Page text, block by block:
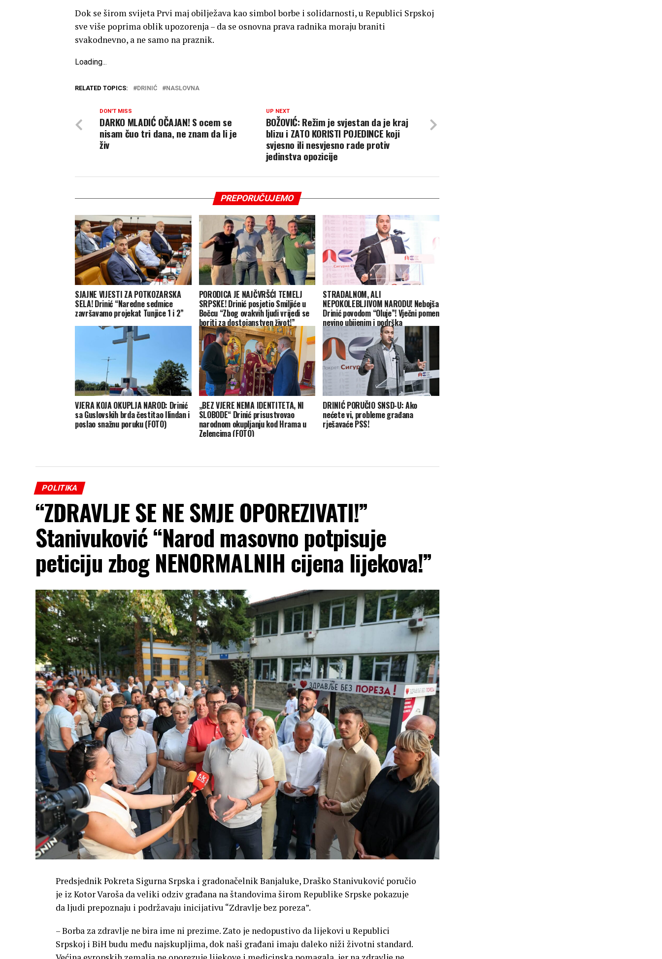
Dok se širom svijeta Prvi maj obilježava kao simbol borbe i solidarnosti, u Republici Srpskoj
sve više poprima oblik upozorenja – da se osnovna prava radnika moraju braniti
svakodnevno, a ne samo na praznik.
Loading...
RELATED TOPICS: DRINIĆ NASLOVNA
UP NEXT
BOŽOVIĆ: Režim je svjestan da je kraj
blizu i ZATO KORISTI POJEDINCE koji
svjesno ili nesvjesno rade protiv
jedinstva opozicije
DON'T MISS
DARKO MLADIĆ OČAJAN! S ocem se
nisam čuo tri dana, ne znam da li je
živ
PREPORUČUJEMO
SJAJNE VIJESTI ZA POTKOZARSKA
SELA! Drinić “Naredne sedmice
završavamo projekat Tunjice 1 i 2”
PORODICA JE NAJČVRŠĆI TEMELJ
SRPSKE! Drinić posjetio Smiljiće u
Bočcu “Zbog ovakvih ljudi vrijedi se
boriti za dostojanstven život!”
STRADALNOM, ALI
NEPOKOLEBLJIVOM NARODU! Nebojša
Drinić povodom “Oluje”! Vječni pomen
nevino ubijenim i podrška
prognanima sa vjekovnih ognjišta!
VJERA KOJA OKUPLJA NAROD: Drinić
sa Guslovskih brda čestitao Ilindan i
poslao snažnu poruku (FOTO)
„BEZ VJERE NEMA IDENTITETA, NI
SLOBODE“ Drinić prisustvovao
narodnom okupljanju kod Hrama u
Zelencima (FOTO)
DRINIĆ PORUČIO SNSD-U: Ako
nećete vi, probleme građana
rješavaće PSS!
POLITIKA
“ZDRAVLJE SE NE SMJE OPOREZIVATI!”
Stanivuković “Narod masovno potpisuje
peticiju zbog NENORMALNIH cijena lijekova!”
Predsjednik Pokreta Sigurna Srpska i gradonačelnik Banjaluke, Draško Stanivuković poručio
je iz Kotor Varoša da veliki odziv građana na štandovima širom Republike Srpske pokazuje
da ljudi prepoznaju i podržavaju inicijativu “Zdravlje bez poreza”.
– Borba za zdravlje ne bira ime ni prezime. Zato je nedopustivo da lijekovi u Republici
Srpskoj i BiH budu među najskupljima, dok naši građani imaju daleko niži životni standard.